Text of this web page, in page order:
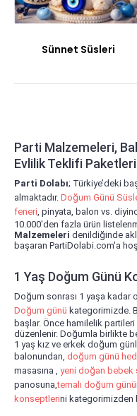
Sünnet Süsleri
Parti Malzemeleri,
Evlilik Teklifi
Parti Dolabı; Türkiye’deki
almaktadır. Doğum Günü
feneri, pinyata, balon vs.
10.000'den fazla ürün
Malzemeleri denildiğinde
başaran PartiDolabi.com'a
1 Yaş Doğum Günü
Doğum sonrası 1 yaşa kadar
Doğum günü kategorimizde.
başlar. Önce hamilelik
düzenlenir. Doğumla birlikte
1 yaş kız ve erkek doğum
balonundan, doğum günü
masasına , yeni doğan bebek
panosuna,temalı doğum günü
konseptlerini kategorimizden